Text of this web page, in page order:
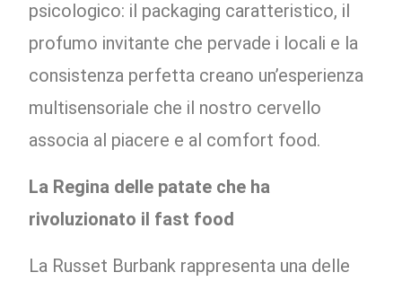
psicologico: il packaging caratteristico, il
profumo invitante che pervade i locali e la
consistenza perfetta creano un’esperienza
multisensoriale che il nostro cervello
associa al piacere e al comfort food.
La Regina delle patate che ha
rivoluzionato il fast food
La Russet Burbank rappresenta una delle